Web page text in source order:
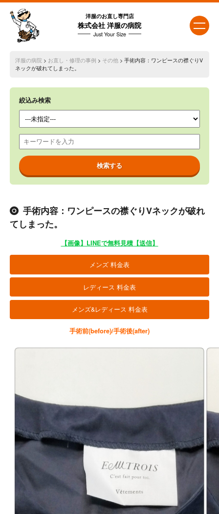
洋服のお直し専門店
株式会社 洋服の病院
Just Your Size
洋服の病院 > お直し・修理の事例 > その他> 手術内容：ワンピースの襟ぐりV
ネックが破れてしまった。
絞込み検索
手術内容：ワンピースの襟ぐりVネックが破れ
てしまった。
【画像】LINEで無料見積【送信】
メンズ 料金表
レディース 料金表
メンズ&レディース 料金表
手術前(before)/手術後(after)